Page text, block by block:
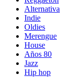
Alternativa
Indie
Oldies
Merengue
House
Años 80
Jazz
Hip hop